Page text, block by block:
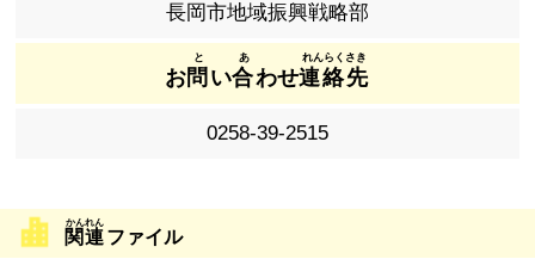
長岡市地域振興戦略部
お問 い合わせ連絡先
0258-39-2515
関連ファイル